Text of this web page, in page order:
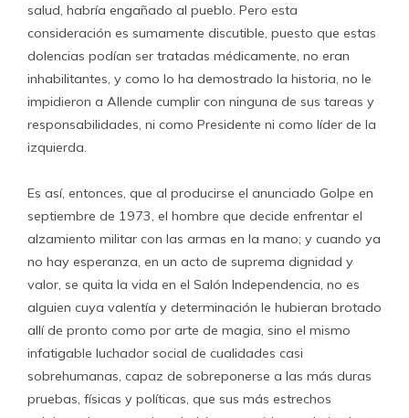
salud, habría engañado al pueblo. Pero esta
consideración es sumamente discutible, puesto que estas
dolencias podían ser tratadas médicamente, no eran
inhabilitantes, y como lo ha demostrado la historia, no le
impidieron a Allende cumplir con ninguna de sus tareas y
responsabilidades, ni como Presidente ni como líder de la
izquierda.
Es así, entonces, que al producirse el anunciado Golpe en
septiembre de 1973, el hombre que decide enfrentar el
alzamiento militar con las armas en la mano; y cuando ya
no hay esperanza, en un acto de suprema dignidad y
valor, se quita la vida en el Salón Independencia, no es
alguien cuya valentía y determinación le hubieran brotado
allí de pronto como por arte de magia, sino el mismo
infatigable luchador social de cualidades casi
sobrehumanas, capaz de sobreponerse a las más duras
pruebas, físicas y políticas, que sus más estrechos